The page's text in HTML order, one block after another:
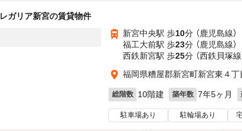
レガリア新宮の賃貸物件
新宮中央駅 歩10分 （鹿児島線）
福工大前駅 歩23分 （鹿児島線）
西鉄新宮駅 歩25分 （西鉄貝塚線
福岡県糟屋郡新宮町新宮東４丁
総階数 10階建 築年数 7年5ヶ月
駐車場あり 駐輪場あり